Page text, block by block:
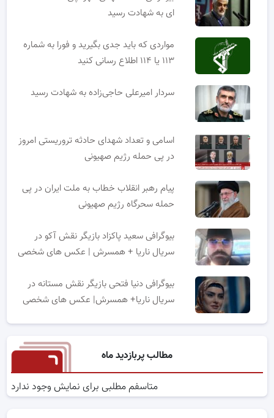
ای به شهادت رسید
مواردی که باید جدی بگیرید و فورا به شماره
۱۱۳ یا ۱۱۴ اطلاع رسانی کنید
سردار امیرعلی حاجی‌زاده به شهادت رسید
اسامی و تعداد شهدای حادثه تروریستی امروز
در پی حمله رژیم صهیونی
پیام رهبر انقلاب خطاب به ملت ایران در پی
حمله سحرگاه رژیم صهیونی
بیوگرافی سعید پاکزاد بازیگر نقش آکو در
سریال ناریا + همسرش | عکس های شخصی
بیوگرافی دنیا فتحی بازیگر نقش مستانه در
سریال ناریا+ همسرش| عکس های شخصی
مطالب پربازدید ماه
متاسفم مطلبی برای نمایش وجود ندارد